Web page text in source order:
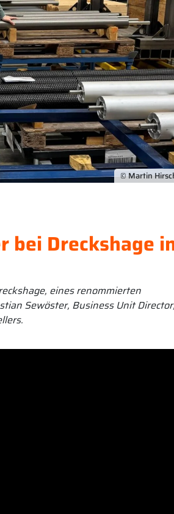
© Martin
bei Dreckshage
eines renommierten
Sewöster, Business Unit